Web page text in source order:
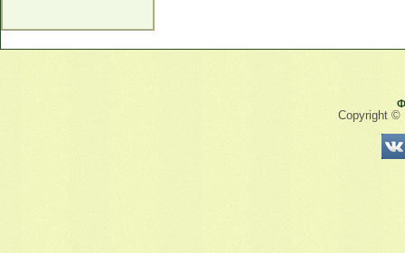
Copyright ©